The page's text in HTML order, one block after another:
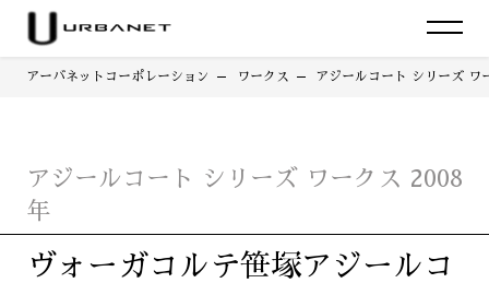
アーバネットコーポレーション ワークス アジールコート シリーズ ワ
アジールコート シリーズ ワークス 2008
年
ヴォーガコルテ笹塚アジールコ